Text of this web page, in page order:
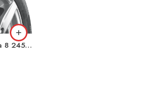
Nokian Hakkapeliitta 8 245/50 R18 104T XL (ШИП) зимова шина